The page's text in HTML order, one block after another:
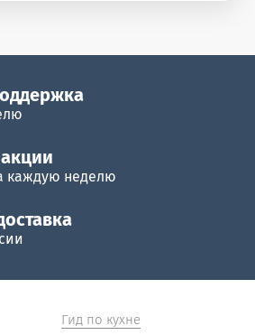
каждую неделю
Гид по кухне